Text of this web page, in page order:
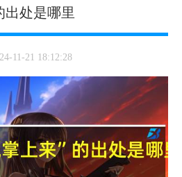
出处是哪里
11-21 18:12:28